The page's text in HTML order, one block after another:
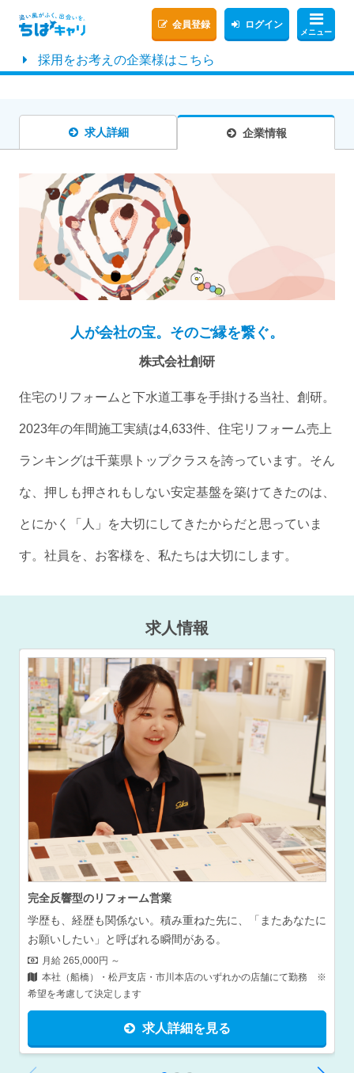
メニュー
会員登録 ログイン
採用をお考えの企業様はこちら
求人詳細 企業情報
人が会社の宝。そのご縁を繋ぐ。
株式会社創研
住宅のリフォームと下水道工事を手掛ける当社、創研。
2023年の年間施工実績は4,633件、住宅リフォーム売上
ランキングは千葉県トップクラスを誇っています。そん
な、押しも押されもしない安定基盤を築けてきたのは、
とにかく「人」を大切にしてきたからだと思っていま
す。社員を、お客様を、私たちは大切にします。
求人情報
完全反響型のリフォーム営業
学歴も、経歴も関係ない。積み重ねた先に、「またあなたに
お願いしたい」と呼ばれる瞬間がある。
月給 265,000円 ～
本社（船橋）・松戸支店・市川本店のいずれかの店舗にて勤務 ※
希望を考慮して決定します
求人詳細を見る